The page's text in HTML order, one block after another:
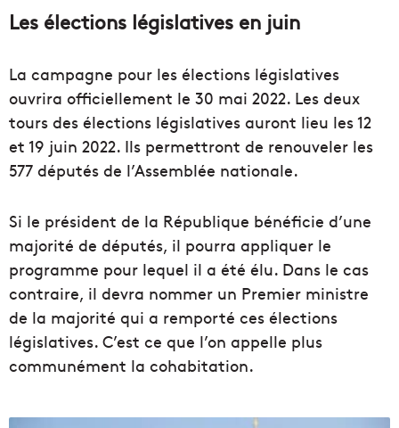
Les élections législatives en juin
La campagne pour les élections législatives
ouvrira officiellement le 30 mai 2022. Les deux
tours des élections législatives auront lieu les 12
et 19 juin 2022. Ils permettront de renouveler les
577 députés de l’Assemblée nationale.
Si le président de la République bénéficie d’une
majorité de députés, il pourra appliquer le
programme pour lequel il a été élu. Dans le cas
contraire, il devra nommer un Premier ministre
de la majorité qui a remporté ces élections
législatives. C’est ce que l’on appelle plus
communément la cohabitation.